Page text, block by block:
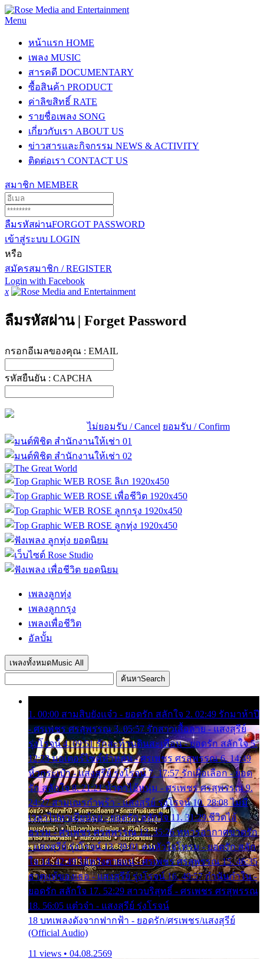
Menu
หน้าแรก HOME
เพลง MUSIC
สารคดี DOCUMENTARY
ซื้อสินค้า PRODUCT
ค่าลิขสิทธิ์ RATE
รายชื่อเพลง SONG
เกี่ยวกับเรา ABOUT US
ข่าวสารและกิจกรรม NEWS & ACTIVITY
ติดต่อเรา CONTACT US
สมาชิก MEMBER
ลืมรหัสผ่านFORGOT PASSWORD
เข้าสู่ระบบ LOGIN
หรือ
สมัครสมาชิก / REGISTER
Login with Facebook
x
ลืมรหัสผ่าน | Forget Password
กรอกอีเมลของคุณ : EMAIL
รหัสยืนยัน : CAPCHA
ไม่ยอมรับ / Cancel ยอมรับ / Confirm
เพลงลูกทุ่ง
เพลงลูกกรุง
เพลงเพื่อชีวิต
อัลบั้ม
เพลงทั้งหมด Music All
ค้นหาSearch
1. 00:00 สามสิบยังแจ๋ว - ยอดรัก สลักใจ 2. 02:49 รักมาห้าปี
- ศรเพชร ศรสุพรรณ 3. 05:57 รักสาวเสื้อลาย - แสงสุรีย์
รุ่งโรจน์ 4. 09:51 รักสะท้านดินสะเทือน - ยอดรัก สลักใจ 5.
12:23 มอเตอร์ไซค์ทำหล่น - ศรเพชร ศรสุพรรณ 6. 14:49
หิ้วกระเป๋า - แสงสุรีย์ รุ่งโรจน์ 7. 17:57 รักเผื่อเลือก - ยอด
รัก สลักใจ 8. 21:21 น้ำตาไอ้หนุ่ม - ศรเพชร ศรสุพรรณ 9.
24:27 สามเณรกำพร้า - แสงสุรีย์ รุ่งโรจน์ 10. 28:08 ไม่มี
เวลาไปหาเมียน้อย - ยอดรัก สลักใจ 11. 31:29 ชีวิตไอ้
ธรรม - ศรเพชร ศรสุพรรณ 12. 35:26 ทหารอากาศขาดรัก
- แสงสุรีย์ รุ่งโรจน์ 13. 39:01 คนหัวใจโทรม - ยอดรัก สลัก
ใจ 14. 42:49 ไอ้หวังตายแน่ - ศรเพชร ศรสุพรรณ 15. 46:35
ธาตุแท้ของเธอ - แสงสุรีย์ รุ่งโรจน์ 16. 49:57 กำนันกำใน -
ยอดรัก สลักใจ 17. 52:29 สาวบริสุทธิ์ - ศรเพชร ศรสุพรรณ
18. 56:05 แต๋วจ๋า - แสงสุรีย์ รุ่งโรจน์
18 บทเพลงดังจากฟากฟ้า - ยอดรัก/ศรเพชร/แสงสุรีย์
(Official Audio)
11 views • 04.08.2569